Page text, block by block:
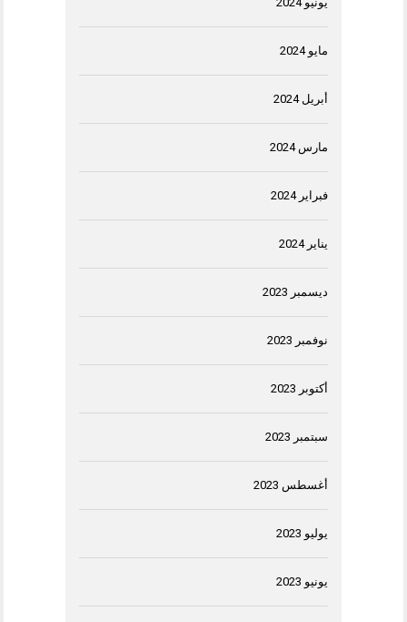
مايو 2024
أبريل 2024
مارس 2024
فبراير 2024
يناير 2024
ديسمبر 2023
نوفمبر 2023
أكتوبر 2023
سبتمبر 2023
أغسطس 2023
يوليو 2023
يونيو 2023